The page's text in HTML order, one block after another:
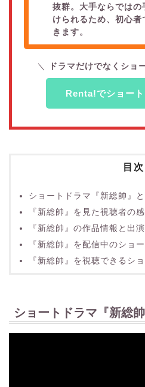
抜群。大手ならでは
けられるため、初心
きます。
ドラマだけでなくショ
Renta!でショー
目次
ショートドラマ『新総帥』と
『新総帥』を見た視聴者の
『新総帥』の作品情報と出
『新総帥』を配信中のショ
『新総帥』を視聴できるシ
ショートドラマ『新総